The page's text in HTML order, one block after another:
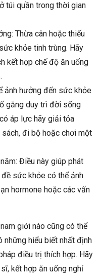
túi quần trong thời gian
Thừa cân hoặc thiếu
khỏe tinh trùng. Hãy
kết hợp chế độ ăn uống
ảnh hưởng đến sức khỏe
gắng duy trì đời sống
áp lực hãy giải tỏa
đi bộ hoặc chơi một
Điều này giúp phát
sức khỏe có thể ảnh
hormone hoặc các vấn
giới nào cũng có thể
những hiểu biết nhất định
điều trị thích hợp. Hãy
kết hợp ăn uống nghỉ